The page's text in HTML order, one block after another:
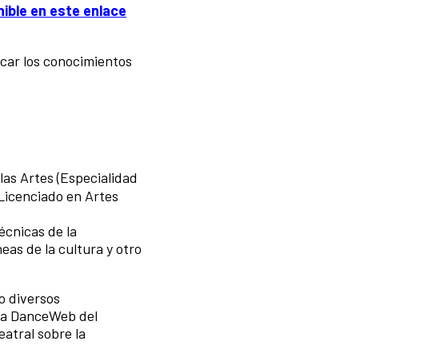
en este enlace
los conocimientos
Artes (Especialidad
en Artes
de la
de la cultura y otro
diversos
DanceWeb del
sobre la